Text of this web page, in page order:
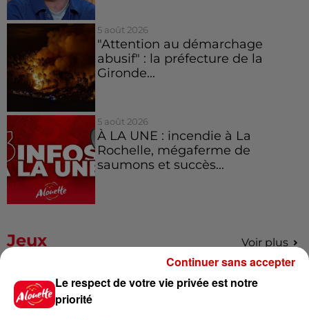
5 août 2026
"Attention au démarchage
abusif" : la préfecture de la
Gironde...
5 août 2026
À LA UNE : incendie à La
Rochelle, mégaferme de
saumons et succès...
Jeux Voir plus
Gagnez vos places pour le
Festival du Roi Arthur 2026 !
Le respect de votre vie privée est notre
priorité
Continuer sans accepter